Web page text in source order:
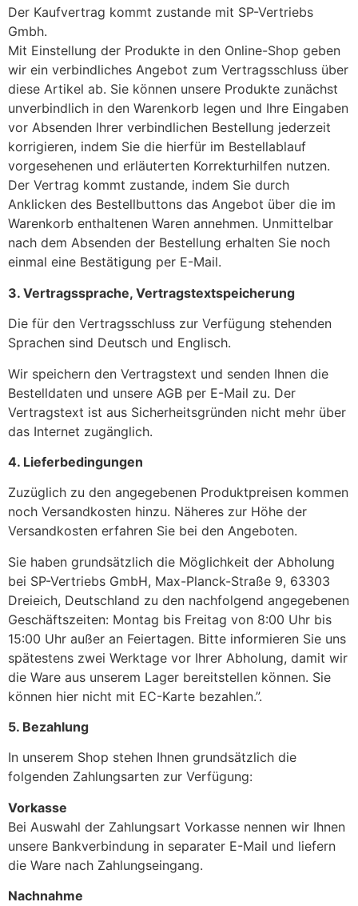
Der Kaufvertrag kommt zustande mit SP-Vertriebs
Gmbh.
Mit Einstellung der Produkte in den Online-Shop geben
wir ein verbindliches Angebot zum Vertragsschluss über
diese Artikel ab. Sie können unsere Produkte zunächst
unverbindlich in den Warenkorb legen und Ihre Eingaben
vor Absenden Ihrer verbindlichen Bestellung jederzeit
korrigieren, indem Sie die hierfür im Bestellablauf
vorgesehenen und erläuterten Korrekturhilfen nutzen.
Der Vertrag kommt zustande, indem Sie durch
Anklicken des Bestellbuttons das Angebot über die im
Warenkorb enthaltenen Waren annehmen. Unmittelbar
nach dem Absenden der Bestellung erhalten Sie noch
einmal eine Bestätigung per E-Mail.
3. Vertragssprache, Vertragstextspeicherung
Die für den Vertragsschluss zur Verfügung stehenden
Sprachen sind Deutsch und Englisch.
Wir speichern den Vertragstext und senden Ihnen die
Bestelldaten und unsere AGB per E-Mail zu. Der
Vertragstext ist aus Sicherheitsgründen nicht mehr über
das Internet zugänglich.
4. Lieferbedingungen
Zuzüglich zu den angegebenen Produktpreisen kommen
noch Versandkosten hinzu. Näheres zur Höhe der
Versandkosten erfahren Sie bei den Angeboten.
Sie haben grundsätzlich die Möglichkeit der Abholung
bei SP-Vertriebs GmbH, Max-Planck-Straße 9, 63303
Dreieich, Deutschland zu den nachfolgend angegebenen
Geschäftszeiten: Montag bis Freitag von 8:00 Uhr bis
15:00 Uhr außer an Feiertagen. Bitte informieren Sie uns
spätestens zwei Werktage vor Ihrer Abholung, damit wir
die Ware aus unserem Lager bereitstellen können. Sie
können hier nicht mit EC-Karte bezahlen.”.
5. Bezahlung
In unserem Shop stehen Ihnen grundsätzlich die
folgenden Zahlungsarten zur Verfügung:
Vorkasse
Bei Auswahl der Zahlungsart Vorkasse nennen wir Ihnen
unsere Bankverbindung in separater E-Mail und liefern
die Ware nach Zahlungseingang.
Nachnahme